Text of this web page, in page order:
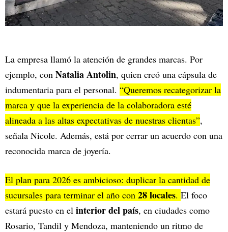
La empresa llamó la atención de grandes marcas. Por
ejemplo, con Natalia Antolin, quien creó una cápsula de
indumentaria para el personal. “Queremos recategorizar la
marca y que la experiencia de la colaboradora esté
alineada a las altas expectativas de nuestras clientas”,
señala Nicole. Además, está por cerrar un acuerdo con una
reconocida marca de joyería.
El plan para 2026 es ambicioso: duplicar la cantidad de
sucursales para terminar el año con 28 locales. El foco
estará puesto en el interior del país, en ciudades como
Rosario, Tandil y Mendoza, manteniendo un ritmo de